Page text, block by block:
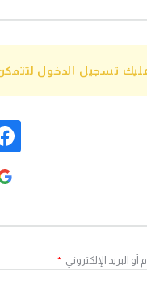
تسجيل الدخول
البريد الإلكتروني *